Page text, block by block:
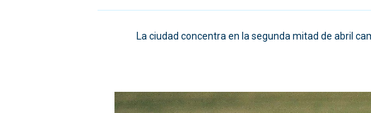
La ciudad concentra en la segunda mitad de abril